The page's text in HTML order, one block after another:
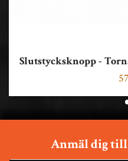
Slutstycksknopp -
Anmäl dig